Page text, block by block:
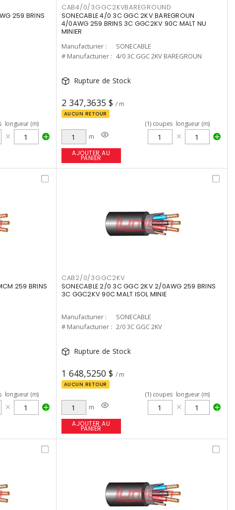
259 BRINS
longueur (m)
CAB4/0/3GGC2KVBAREGROUND
SONECABLE 4/0 3C GGC 2KV BAREGROUN
4/0AWG 259 BRINS 3C GGC2KV 90C MALT NU
MINIER
Manufacturier :
SONECABLE
# Manufacturier : 4/0 3C GGC 2KV BAREGROUN
Rupture de Stock
2 347,3635 $ / m
AUCUN RETOUR
m
(1) coupes longueur (m)
AJOUTER AU
PANIER
259 BRINS
longueur (m)
CAB2/0/3GGC2KV
SONECABLE 2/0 3C GGC 2KV 2/0AWG 259 BRINS
3C GGC2KV 90C MALT ISOL MINIE
Manufacturier :
SONECABLE
# Manufacturier : 2/0 3C GGC 2KV
Rupture de Stock
1 648,5250 $ / m
AUCUN RETOUR
m
(1) coupes longueur (m)
AJOUTER AU
PANIER